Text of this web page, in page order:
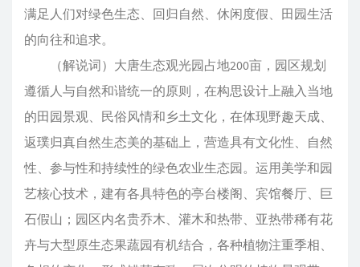
满足人们对绿色生态、回归自然、休闲度假、田园生活
的向往和追求。
（解说词）大唐生态观光园占地200亩，园区规划
遵循人与自然和谐统一的原则，在构思设计上融入当地
的田园景观、民俗风情和乡土文化，在体现野趣天成、
返璞归真自然生态美的基础上，营造具有文化性、自然
性、参与性和持续性的绿色农业生态园。运用美学和园
艺核心技术，建有各具特色的亭台楼阁、宾馆餐厅、巨
石假山；园区内名贵乔木、灌木和热带、亚热带稀有花
卉与大型原生态果蔬园有机结合，各种植物注重季相、